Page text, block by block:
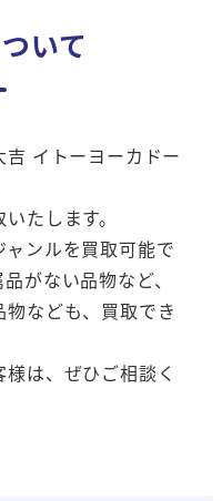
いて
イトーヨーカドー
たします。
ンルを買取可能で
がない品物など、
なども、買取でき
は、ぜひご相談く